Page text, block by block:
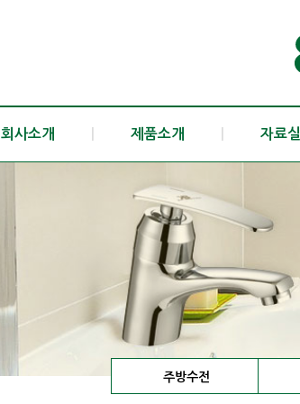
회사소개 제품소개 자료실
주방수전